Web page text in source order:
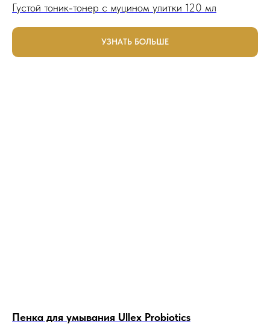
Густой тоник-тонер с муцином улитки 120 мл
УЗНАТЬ БОЛЬШЕ
Пенка для умывания Ullex Probiotics